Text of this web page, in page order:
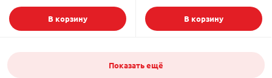
В корзину В корзину
Показать ещё